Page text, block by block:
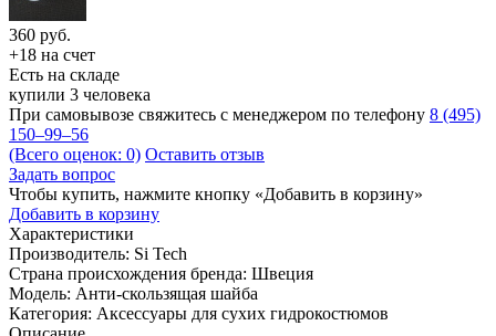
360 руб.
+18 на счет
Есть на складе
купили 3 человека
При самовывозе свяжитесь с менеджером по телефону 8 (495)
150–99–56
(Всего оценок: 0) Оставить отзыв
Задать вопрос
Чтобы купить, нажмите кнопку «Добавить в корзину»
Добавить в корзину
Характеристики
Производитель: Si Tech
Страна происхождения бренда: Швеция
Модель: Анти-скользящая шайба
Категория: Аксессуары для сухих гидрокостюмов